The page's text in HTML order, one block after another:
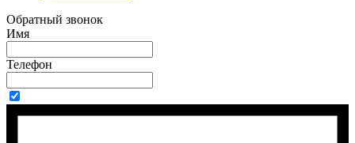
Обратный звонок
Имя
Телефон